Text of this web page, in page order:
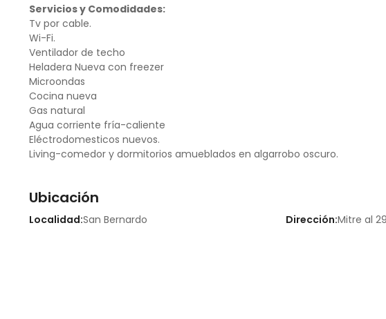
Servicios y Comodidades:
Tv por cable.
Wi-Fi.
Ventilador de techo
Heladera Nueva con freezer
Microondas
Cocina nueva
Gas natural
Agua corriente fría-caliente
Eléctrodomesticos nuevos.
Living-comedor y dormitorios amueblados en algarrobo oscuro.
Ubicación
Localidad:San Bernardo Dirección:Mitre al